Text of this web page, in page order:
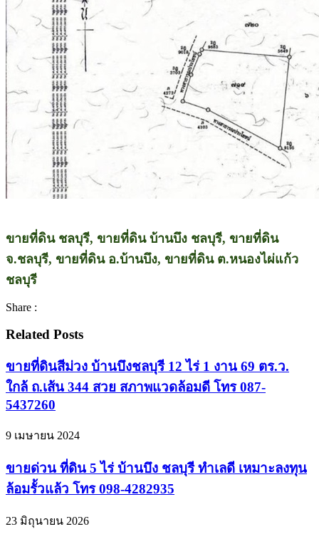
ขายที่ดิน ชลบุรี, ขายที่ดิน บ้านบึง ชลบุรี, ขายที่ดิน
จ.ชลบุรี, ขายที่ดิน อ.บ้านบึง, ขายที่ดิน ต.หนองไผ่แก้ว
ชลบุรี
Share :
Related Posts
ขายที่ดินสีม่วง บ้านบึงชลบุรี 12 ไร่ 1 งาน 69 ตร.ว.
ใกล้ ถ.เส้น 344 สวย สภาพแวดล้อมดี โทร 087-
5437260
9 เมษายน 2024
ขายด่วน ที่ดิน 5 ไร่ บ้านบึง ชลบุรี ทำเลดี เหมาะลงทุน
ล้อมรั้วแล้ว โทร 098-4282935
23 มิถุนายน 2026